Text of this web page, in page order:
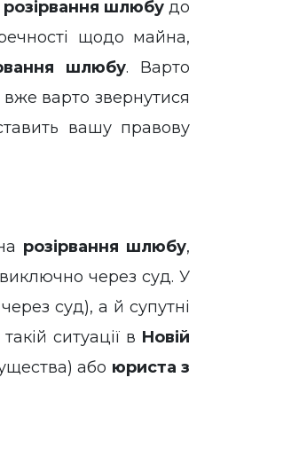
розірвання шлюбудо
щодо майна,
шлюбу. Варто
варто звернутися
вашу правову
розірвання шлюбу,
через суд. У
суд), а й супутні
ситуації в Новій
або юриста з